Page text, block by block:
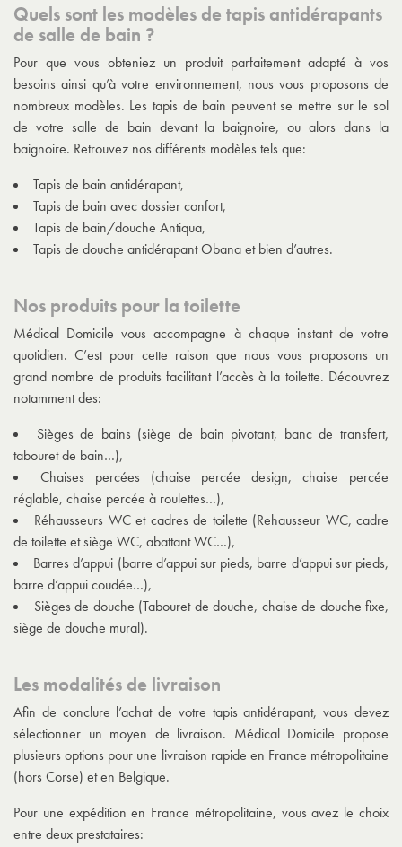
Quels sont les modèles de tapis antidérapants
de salle de bain ?
Pour que vous obteniez un produit parfaitement adapté à vos
besoins ainsi qu’à votre environnement, nous vous proposons de
nombreux modèles. Les tapis de bain peuvent se mettre sur le sol
de votre salle de bain devant la baignoire, ou alors dans la
baignoire. Retrouvez nos différents modèles tels que:
Tapis de bain antidérapant,
Tapis de bain avec dossier confort,
Tapis de bain/douche Antiqua,
Tapis de douche antidérapant Obana et bien d’autres.
Nos produits pour la toilette
Médical Domicile vous accompagne à chaque instant de votre
quotidien. C’est pour cette raison que nous vous proposons un
grand nombre de produits facilitant l’accès à la toilette. Découvrez
notamment des:
Sièges de bains (siège de bain pivotant, banc de transfert,
tabouret de bain…),
Chaises percées (chaise percée design, chaise percée
réglable, chaise percée à roulettes…),
Réhausseurs WC et cadres de toilette (Rehausseur WC, cadre
de toilette et siège WC, abattant WC…),
Barres d’appui (barre d’appui sur pieds, barre d’appui sur pieds,
barre d’appui coudée…),
Sièges de douche (Tabouret de douche, chaise de douche fixe,
siège de douche mural).
Les modalités de livraison
Afin de conclure l’achat de votre tapis antidérapant, vous devez
sélectionner un moyen de livraison. Médical Domicile propose
plusieurs options pour une livraison rapide en France métropolitaine
(hors Corse) et en Belgique.
Pour une expédition en France métropolitaine, vous avez le choix
entre deux prestataires: